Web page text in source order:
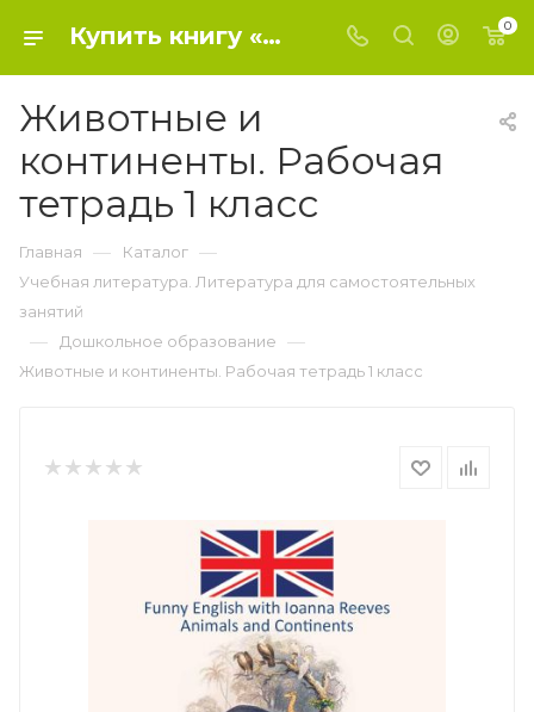
Купить книгу «Животные и континенты. Рабочая тетрадь 1 класс» 2020, Иоанна Ривз - Дошкольное образование 0
Животные и
континенты. Рабочая
тетрадь 1 класс
Главная — Каталог —
Учебная литература. Литература для самостоятельных
занятий
— Дошкольное образование —
Животные и континенты. Рабочая тетрадь 1 класс